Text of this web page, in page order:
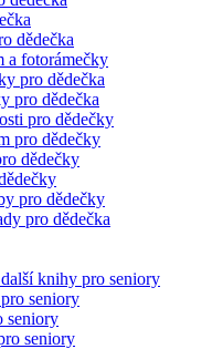
dědečka
a fotorámečky
pro dědečka
pro dědečka
pro dědečky
pro dědečky
dědečky
pro dědečky
pro dědečka
knihy pro seniory
seniory
seniory
seniory